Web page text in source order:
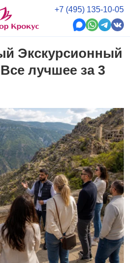
+7 (495) 135-10-05
Экскурсионный
лучшее за 3